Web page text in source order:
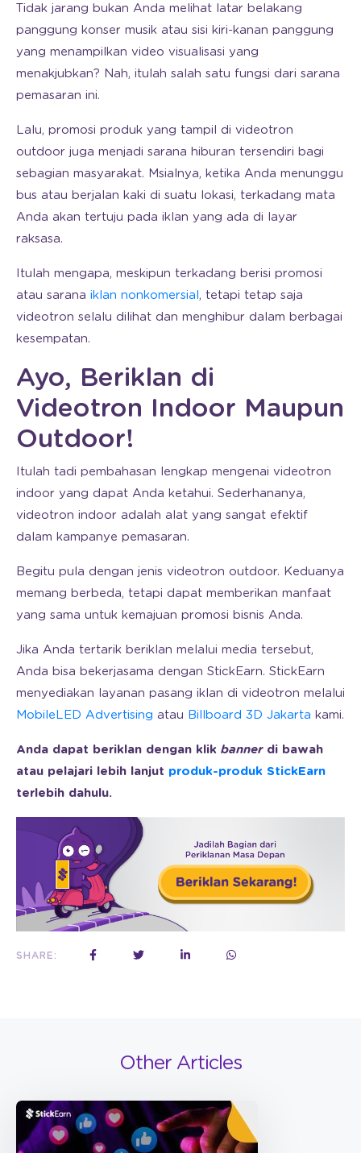
Tidak jarang bukan Anda melihat latar belakang
panggung konser musik atau sisi kiri-kanan panggung
yang menampilkan video visualisasi yang
menakjubkan? Nah, itulah salah satu fungsi dari sarana
pemasaran ini.
Lalu, promosi produk yang tampil di videotron
outdoor juga menjadi sarana hiburan tersendiri bagi
sebagian masyarakat. Msialnya, ketika Anda menunggu
bus atau berjalan kaki di suatu lokasi, terkadang mata
Anda akan tertuju pada iklan yang ada di layar
raksasa.
Itulah mengapa, meskipun terkadang berisi promosi
atau sarana iklan nonkomersial, tetapi tetap saja
videotron selalu dilihat dan menghibur dalam berbagai
kesempatan.
Ayo, Beriklan di
Videotron Indoor Maupun
Outdoor!
Itulah tadi pembahasan lengkap mengenai videotron
indoor yang dapat Anda ketahui. Sederhananya,
videotron indoor adalah alat yang sangat efektif
dalam kampanye pemasaran.
Begitu pula dengan jenis videotron outdoor. Keduanya
memang berbeda, tetapi dapat memberikan manfaat
yang sama untuk kemajuan promosi bisnis Anda.
Jika Anda tertarik beriklan melalui media tersebut,
Anda bisa bekerjasama dengan StickEarn. StickEarn
menyediakan layanan pasang iklan di videotron melalui
MobileLED Advertising atau Billboard 3D Jakarta kami.
Anda dapat beriklan dengan klik bannerdi bawah
atau pelajari lebih lanjut produk-produk StickEarn
terlebih dahulu.
SHARE:
Other Articles